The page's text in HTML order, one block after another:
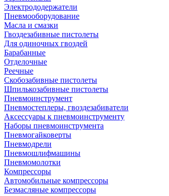
Электрододержатели
Пневмооборудование
Масла и смазки
Гвоздезабивные пистолеты
Для одиночных гвоздей
Барабанные
Отделочные
Реечные
Скобозабивные пистолеты
Шпилькозабивные пистолеты
Пневмоинструмент
Пневмостеплеры, гвоздезабиватели
Аксессуары к пневмоинструменту
Наборы пневмоинструмента
Пневмогайковерты
Пневмодрели
Пневмошлифмашины
Пневмомолотки
Компрессоры
Автомобильные компрессоры
Безмасляные компрессоры